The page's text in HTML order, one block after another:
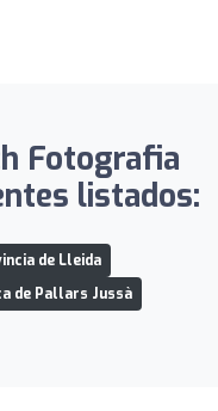
Fotografia
listados:
de Lleida
de Pallars Jussà